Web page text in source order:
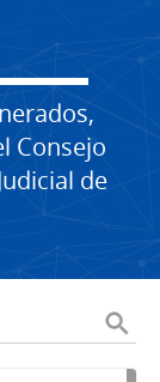
Consejo
de